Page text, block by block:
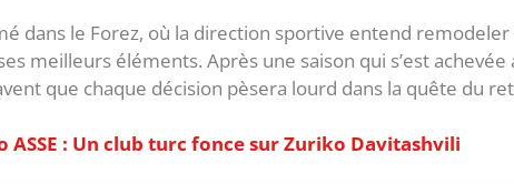
dans le Forez, où la direction sportive entend
meilleurs éléments. Après une saison qui s’est achevée
que chaque décision pèsera lourd dans la quête du
ASSE : Un club turc fonce sur Zuriko Davitashvili